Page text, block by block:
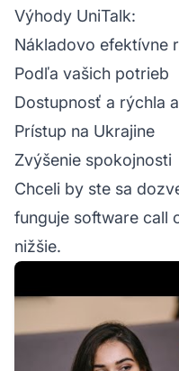
Výhody UniTalk:
Nákladovo efektívne
Podľa vašich potrieb
Dostupnosť a rýchla
Prístup na Ukrajine
Zvýšenie spokojnosti
Chceli by ste sa
funguje software call
nižšie.